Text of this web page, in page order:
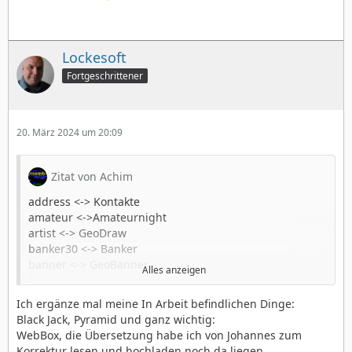
Lockesoft
Fortgeschrittener
20. März 2024 um 20:09
Zitat von Achim
address <-> Kontakte
amateur <->Amateurnight
artist <-> GeoDraw
banker30 <-> Banker
banner <-> GeoBanner
calc <-> Rechner
calendar <-> Kalender
cards <->Dialogbox Kartenrückseiten wählen
Alles anzeigen
Ich ergänze mal meine In Arbeit befindlichen Dinge:
Black Jack, Pyramid und ganz wichtig:
WebBox, die Übersetzung habe ich von Johannes zum